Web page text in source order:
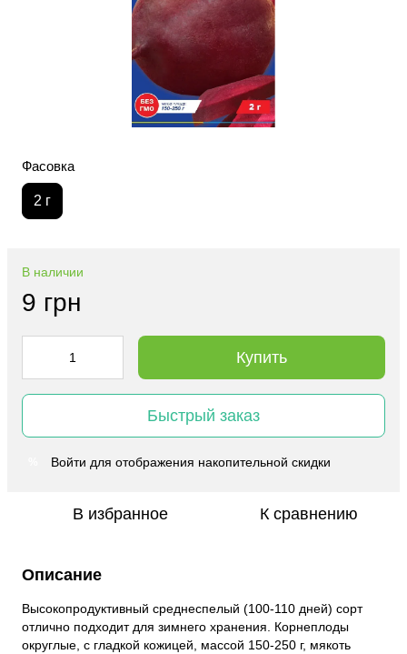
Фасовка
2 г
В наличии
9 грн
Купить
Быстрый заказ
Войти для отображения накопительной скидки
В избранное К сравнению
Описание
Высокопродуктивный среднеспелый (100-110 дней) сорт
отлично подходит для зимнего хранения. Корнеплоды
округлые, с гладкой кожицей, массой 150-250 г, мякоть